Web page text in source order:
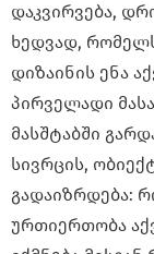
დაკვირვება,
ხედვად,
დიზაინის ენა
პირველადი
მასშტაბში
სივრცის,
გადაიზრდება:
ურთიერთობა